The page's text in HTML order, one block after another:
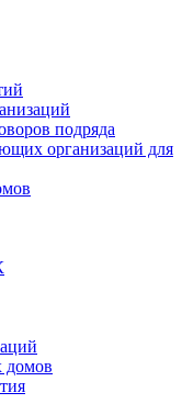
подряда
организаций для
домов